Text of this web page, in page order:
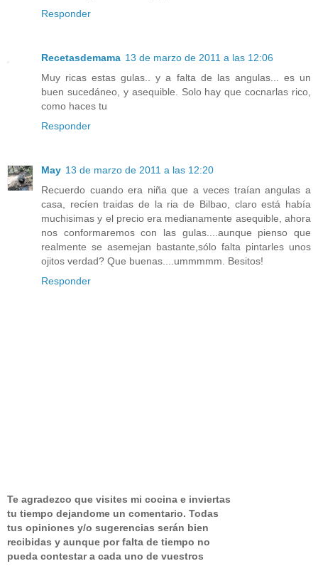
Responder
Recetasdemama 13 de marzo de 2011 a las 12:06
Muy ricas estas gulas.. y a falta de las angulas... es un
buen sucedáneo, y asequible. Solo hay que cocnarlas rico,
como haces tu
Responder
May 13 de marzo de 2011 a las 12:20
Recuerdo cuando era niña que a veces traían angulas a
casa, recíen traidas de la ria de Bilbao, claro está había
muchisimas y el precio era medianamente asequible, ahora
nos conformaremos con las gulas....aunque pienso que
realmente se asemejan bastante,sólo falta pintarles unos
ojitos verdad? Que buenas....ummmmm. Besitos!
Responder
Te agradezco que visites mi cocina e inviertas
tu tiempo dejandome un comentario. Todas
tus opiniones y/o sugerencias serán bien
recibidas y aunque por falta de tiempo no
pueda contestar a cada uno de vuestros